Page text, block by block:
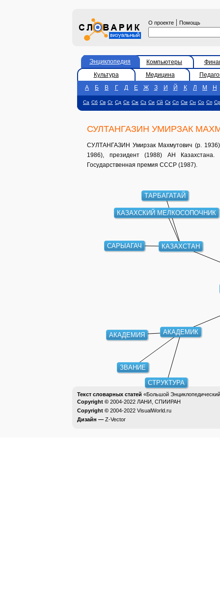
О проекте | Помощь
Энциклопедия Компьютеры
Культура
Медицина
А
Б В Г Д Е Ж З И Й К Л М Н
Са Сб Св Сг Сд Се Сж Сз Си Сй Ск Сл См Сн Со Сп Ср
СУЛТАНГАЗИН УМИРЗАК
СУЛТАНГАЗИН Умирзак Махмутович (р. 1936)
1986), президент (1988) АН
Государственная премия СССР (1987).
КАЗАХСТАН
АКАДЕМИК
САРЫАГАЧ
КАЗАХСКИЙ МЕЛКОСОПОЧНИК
ТАРБАГАТАЙ
ЗВАНИЕ
АКАДЕМИЯ
СТРУКТУРА
Текст словарных статей «Большой
Copyright © 2004-2022 ЛАНИ, СПИИРАН
Copyright © 2004-2022 VisualWorld.ru
Дизайн — Z-Vector